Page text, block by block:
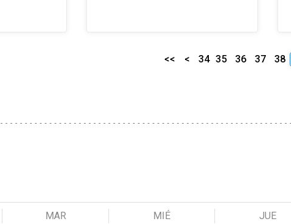
<< < 34 35 36 37 38
MAR MIÉ JUE